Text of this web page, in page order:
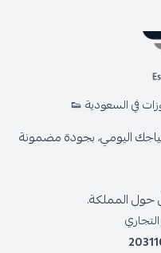
في السعودية 👟
اليومي، بجودة مضمونة